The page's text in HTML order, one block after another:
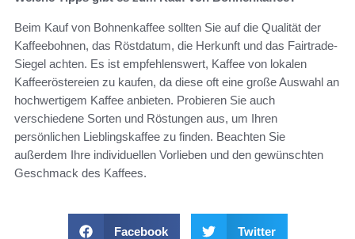
Beim Kauf von Bohnenkaffee sollten Sie auf die Qualität der
Kaffeebohnen, das Röstdatum, die Herkunft und das Fairtrade-
Siegel achten. Es ist empfehlenswert, Kaffee von lokalen
Kaffeeröstereien zu kaufen, da diese oft eine große Auswahl an
hochwertigem Kaffee anbieten. Probieren Sie auch
verschiedene Sorten und Röstungen aus, um Ihren
persönlichen Lieblingskaffee zu finden. Beachten Sie
außerdem Ihre individuellen Vorlieben und den gewünschten
Geschmack des Kaffees.
Facebook Twitter